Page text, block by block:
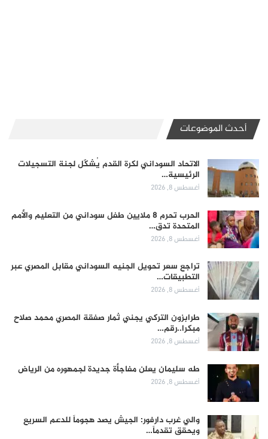
أحدث الموضوعات
الاتحاد السوداني لكرة القدم يُشكّل لجنة التسجيلات
الرئيسية…
أغسطس 8, 2026
الحرب تحرم 8 ملايين طفل سوداني من التعليم والأمم
المتحدة تدق…
أغسطس 8, 2026
تراجع سعر تحويل الجنيه السوداني مقابل المصري عبر
التطبيقات…
أغسطس 8, 2026
طرابزون التركي يجني ثمار صفقة المصري محمد صلاح
مبكرا..رقم…
أغسطس 8, 2026
طه سليمان يعلن مفاجأة جديدة لجمهوره من الرياض
أغسطس 8, 2026
والي غرب دارفور: الجيش يصد هجوماً للدعم السريع
ويحقق تقدماً…